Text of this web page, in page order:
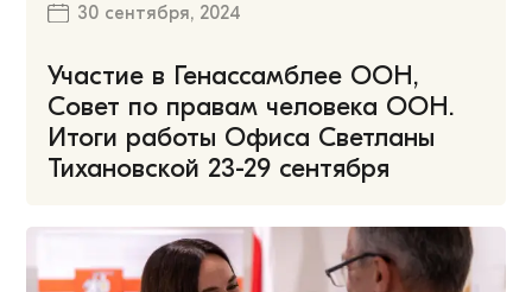
30 сентября, 2024
Участие в Генассамблее ООН,
Совет по правам человека ООН.
Итоги работы Офиса Светланы
Тихановской 23-29 сентября